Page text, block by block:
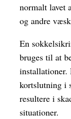
normalt lavet
og andre
En
bruges til at
installationer.
kortslutning i
resultere i
situationer.